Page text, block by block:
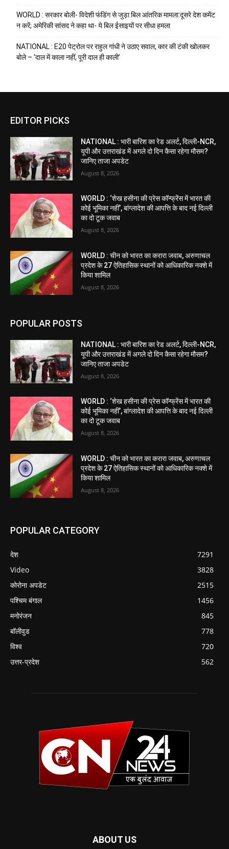
WORLD : सरकार बोली- विदेशी फंडिंग से जुड़ा बिल आंतरिक मामला:दूसरे देश कमेंट
न करें; अमेरिकी सांसद ने कहा था- ये बिल ईसाइयों पर सीधा हमला
NATIONAL : E20 पेट्रोल पर राहुल गांधी ने उठाए सवाल, कार की टंकी खोलकर
बोले – ‘दाल में काला नहीं, पूरी दाल ही काली’
EDITOR PICKS
NATIONAL : भारी बारिश का रेड अलर्ट, दिल्ली-NCR,
यूपी और उत्तराखंड में अगले दो दिन कैसा रहेगा मौसम?
जानिए ताजा अपडेट
August 8, 2026
WORLD : ‘शेख हसीना की प्रेस कॉन्फ्रेंस में भारत की
कोई भूमिका नहीं’, बांग्लादेश की आपत्ति के बाद नई दिल्ली
का दो टूक जवाब
August 8, 2026
WORLD : चीन को भारत का करारा जवाब, अरुणाचल
प्रदेश के 27 ऐतिहासिक स्थानों को आधिकारिक नक्शे में
किया शामिल
August 8, 2026
POPULAR POSTS
NATIONAL : भारी बारिश का रेड अलर्ट, दिल्ली-NCR,
यूपी और उत्तराखंड में अगले दो दिन कैसा रहेगा मौसम?
जानिए ताजा अपडेट
August 8, 2026
WORLD : ‘शेख हसीना की प्रेस कॉन्फ्रेंस में भारत की
कोई भूमिका नहीं’, बांग्लादेश की आपत्ति के बाद नई दिल्ली
का दो टूक जवाब
August 8, 2026
WORLD : चीन को भारत का करारा जवाब, अरुणाचल
प्रदेश के 27 ऐतिहासिक स्थानों को आधिकारिक नक्शे में
किया शामिल
August 8, 2026
POPULAR CATEGORY
देश
7291
Video
3828
कोरोना अपडेट
2515
पश्चिम बंगाल
1456
मनोरंजन
845
बॉलीवुड
778
विश्व
720
उत्तर-प्रदेश
562
ABOUT US